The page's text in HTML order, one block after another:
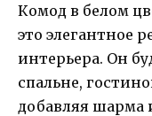
Комод в белом
это элегантное
интерьера. Он
спальне,
добавляя шарма